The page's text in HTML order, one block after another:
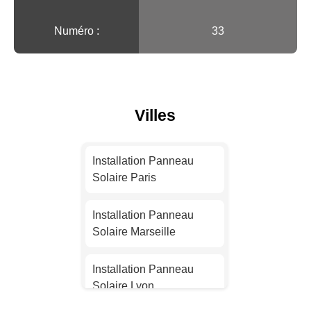
Numéro : 33
Villes
Installation Panneau
Solaire Paris
Installation Panneau
Solaire Marseille
Installation Panneau
Solaire Lyon